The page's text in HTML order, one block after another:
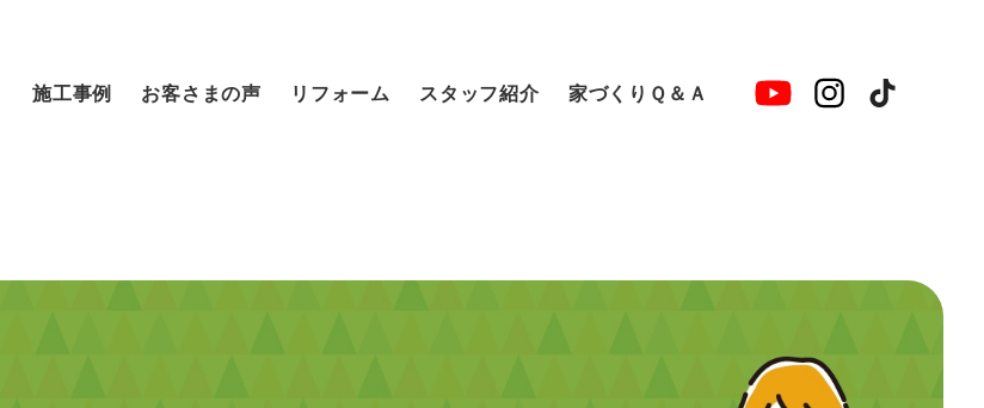
施工事例 お客さまの声 リフォーム スタッフ紹介 家づくりＱ＆Ａ